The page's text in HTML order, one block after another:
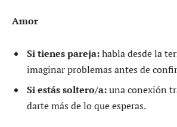
Amor
Si tienes pareja:habla desde la
imaginar problemas antes de
Si estás soltero/a:una conexión
darte más de lo que esperas.